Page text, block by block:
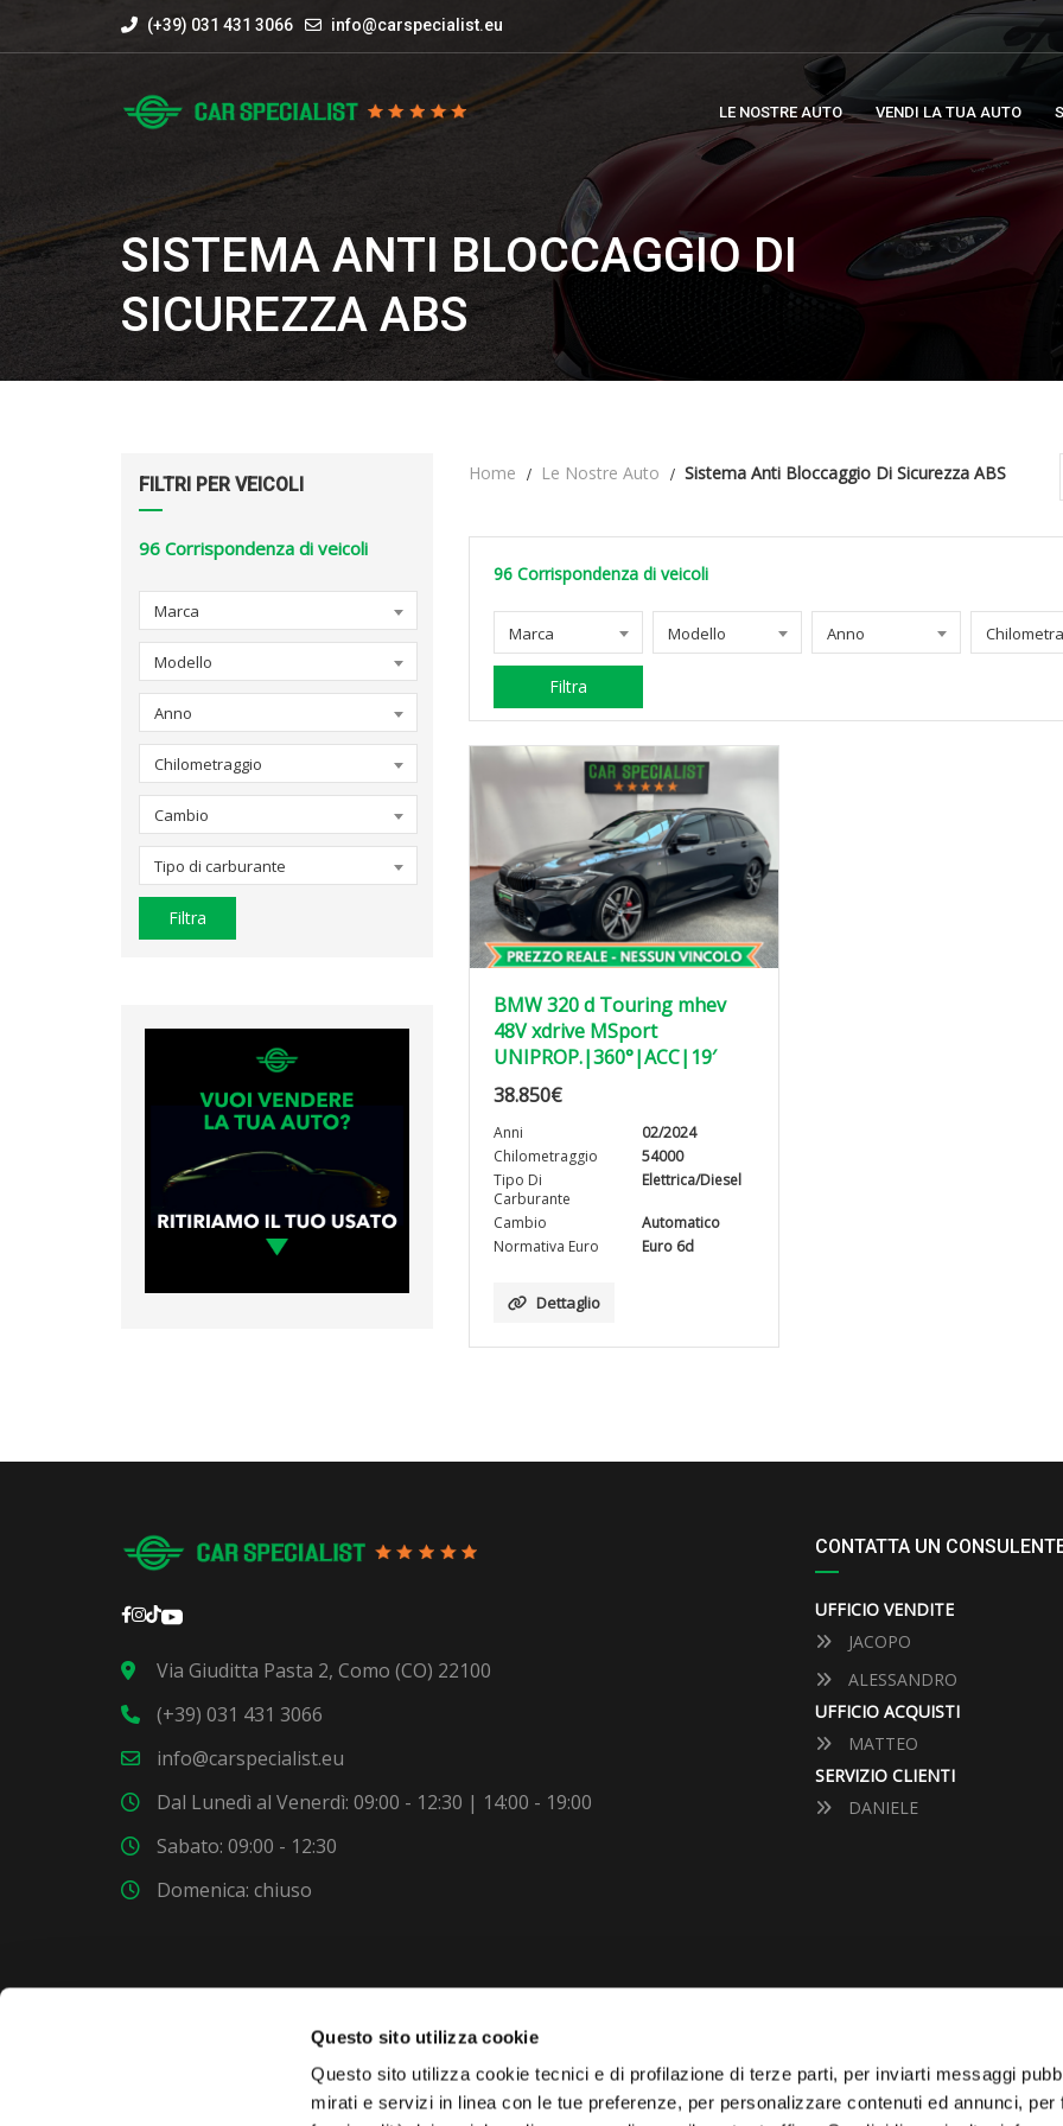
Questo sito utilizza cookie
Questo sito utilizza cookie tecnici e di profilazione di terze parti, per inviarti messaggi
mirati e servizi in linea con le tue preferenze, per personalizzare contenuti ed annunci, per
(+39) 031 431 3066 info@carspecialist.eu
LE NOSTRE AUTO VENDI LA TUA AUTO
SISTEMA ANTI BLOCCAGGIO DI
SICUREZZA ABS
FILTRI PER VEICOLI
96 Corrispondenza di veicoli
Marca
Modello
Anno
Chilometraggio
Cambio
Tipo di carburante
Filtra
Home Le Nostre Auto Sistema Anti Bloccaggio Di Sicurezza ABS
96 Corrispondenza di veicoli
Marca Modello Anno
Filtra
BMW 320 d Touring mhev
48V xdrive MSport
UNIPROP.|360°|ACC|19′
38.850€
Anni
02/2024
Chilometraggio
54000
Tipo Di
Carburante
Elettrica/Diesel
Cambio
Automatico
Normativa Euro
Euro 6d
Dettaglio
Via Giuditta Pasta 2, Como (CO) 22100
(+39) 031 431 3066
info@carspecialist.eu
Dal Lunedì al Venerdì: 09:00 - 12:30 | 14:00 - 19:00
Sabato: 09:00 - 12:30
Domenica: chiuso
CONTATTA UN
UFFICIO VENDITE
JACOPO
ALESSANDRO
UFFICIO ACQUISTI
MATTEO
SERVIZIO CLIENTI
DANIELE
VUOI COMPRARE UNA NUOVA AUTO? VUOI VENDERE LA TUA